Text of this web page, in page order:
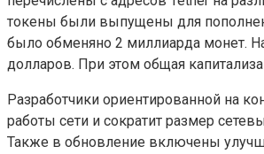
токены были выпущены для
было обменяно 2 миллиарда монет.
долларов. При этом общая
Разработчики ориентированной на
работы сети и сократит размер
Также в обновление включены